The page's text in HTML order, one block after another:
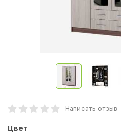
Написать отзыв
Цвет